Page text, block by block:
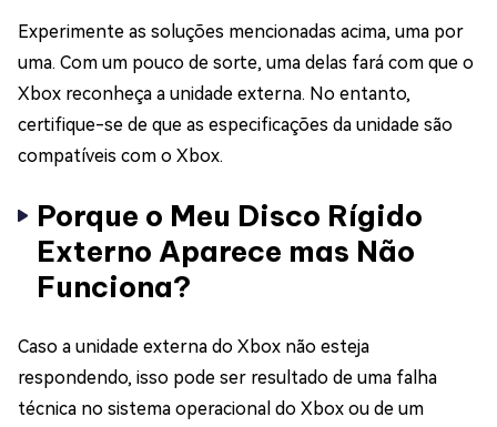
Experimente as soluções mencionadas acima, uma por
uma. Com um pouco de sorte, uma delas fará com que o
Xbox reconheça a unidade externa. No entanto,
certifique-se de que as especificações da unidade são
compatíveis com o Xbox.
Porque o Meu Disco Rígido
Externo Aparece mas Não
Funciona?
Caso a unidade externa do Xbox não esteja
respondendo, isso pode ser resultado de uma falha
técnica no sistema operacional do Xbox ou de um